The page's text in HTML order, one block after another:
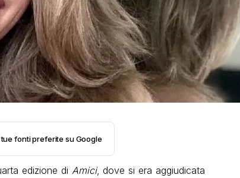
fonti preferite su Google
edizione di Amici, dove si era aggiudicata